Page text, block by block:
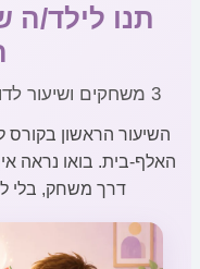
תנו לילד/
3 משחקים ושיעור לדוגמה מהקורס המלא של לומדניה
השיעור הראשון בקורס
האלף-בית. בואו נראה
דרך משחק, בלי